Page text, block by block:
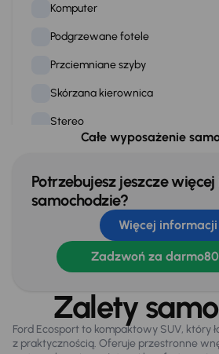
Komputer
Podgrzewane fotele
Przciemniane szyby
Skórzana kierownica
Stereo
Tempomat
WSP. KIEROWNICY
Zamek centralny
Automatyczne swiatla dzienne
Bezkluczowe otwieranie auta
Całe wyposażenie
Potrzebujesz jeszcze
samochodzie?
Więcej informacji
Zadzwoń za darmo
Zalety
Ford Ecosport to kompaktowy SUV, który
z praktycznością. Oferuje przestronne